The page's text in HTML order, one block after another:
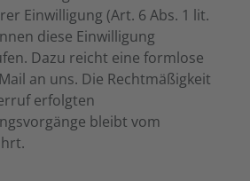
Einwilligung (Art. 6 Abs. 1 lit.
diese Einwilligung
Dazu reicht eine formlose
an uns. Die Rechtmäßigkeit
erfolgten
bleibt vom